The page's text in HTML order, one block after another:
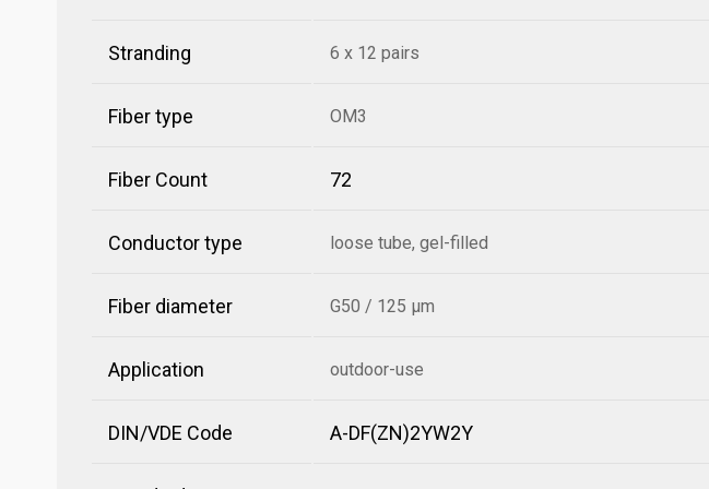
Stranding 6 x 12 pairs
Fiber type OM3
Fiber Count 72
Conductor type loose tube, gel-filled
Fiber diameter G50 / 125 µm
Application outdoor-use
DIN/VDE Code A-DF(ZN)2YW2Y